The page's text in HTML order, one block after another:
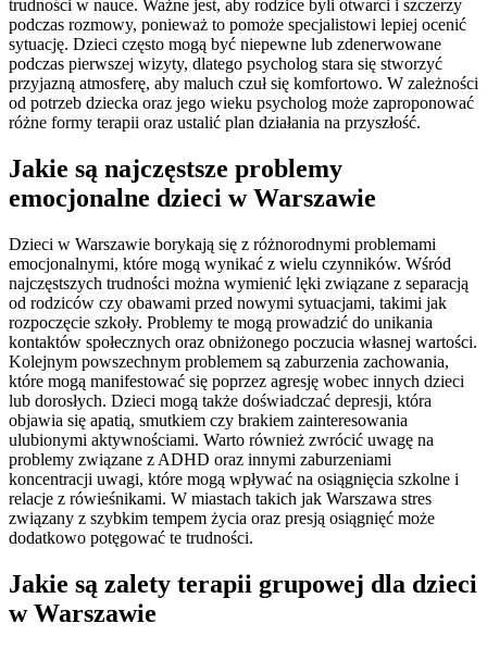
trudności w nauce. Ważne jest, aby rodzice byli otwarci i szczerzy
podczas rozmowy, ponieważ to pomoże specjalistowi lepiej ocenić
sytuację. Dzieci często mogą być niepewne lub zdenerwowane
podczas pierwszej wizyty, dlatego psycholog stara się stworzyć
przyjazną atmosferę, aby maluch czuł się komfortowo. W zależności
od potrzeb dziecka oraz jego wieku psycholog może zaproponować
różne formy terapii oraz ustalić plan działania na przyszłość.
Jakie są najczęstsze problemy
emocjonalne dzieci w Warszawie
Dzieci w Warszawie borykają się z różnorodnymi problemami
emocjonalnymi, które mogą wynikać z wielu czynników. Wśród
najczęstszych trudności można wymienić lęki związane z separacją
od rodziców czy obawami przed nowymi sytuacjami, takimi jak
rozpoczęcie szkoły. Problemy te mogą prowadzić do unikania
kontaktów społecznych oraz obniżonego poczucia własnej wartości.
Kolejnym powszechnym problemem są zaburzenia zachowania,
które mogą manifestować się poprzez agresję wobec innych dzieci
lub dorosłych. Dzieci mogą także doświadczać depresji, która
objawia się apatią, smutkiem czy brakiem zainteresowania
ulubionymi aktywnościami. Warto również zwrócić uwagę na
problemy związane z ADHD oraz innymi zaburzeniami
koncentracji uwagi, które mogą wpływać na osiągnięcia szkolne i
relacje z rówieśnikami. W miastach takich jak Warszawa stres
związany z szybkim tempem życia oraz presją osiągnięć może
dodatkowo potęgować te trudności.
Jakie są zalety terapii grupowej dla dzieci
w Warszawie